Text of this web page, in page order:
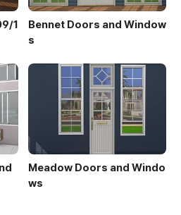
1
Bennet Doors and Window
s
Meadow Doors and Windo
ws